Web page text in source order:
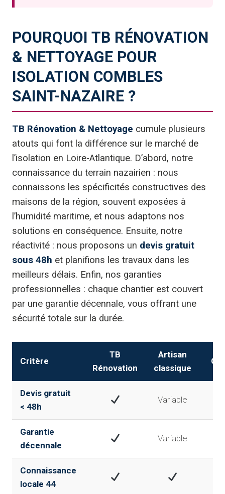
POURQUOI TB RÉNOVATION
& NETTOYAGE POUR
ISOLATION COMBLES
SAINT-NAZAIRE ?
TB Rénovation & Nettoyage cumule plusieurs
atouts qui font la différence sur le marché de
l’isolation en Loire-Atlantique. D’abord, notre
connaissance du terrain nazairien : nous
connaissons les spécificités constructives des
maisons de la région, souvent exposées à
l’humidité maritime, et nous adaptons nos
solutions en conséquence. Ensuite, notre
réactivité : nous proposons un devis gratuit
sous 48h et planifions les travaux dans les
meilleurs délais. Enfin, nos garanties
professionnelles : chaque chantier est couvert
par une garantie décennale, vous offrant une
sécurité totale sur la durée.
Critère
TB
Rénovation
Artisan
classique
Devis gratuit
< 48h
Variable
Garantie
décennale
Variable
Connaissance
locale 44